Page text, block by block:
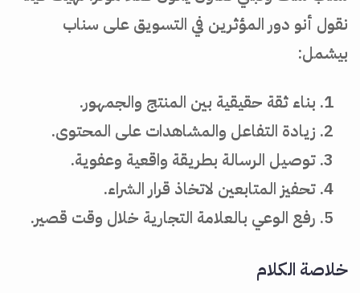
نقول أنو دور المؤثرين في التسويق على سناب
بيشمل:
بناء ثقة حقيقية بين المنتج والجمهور.
زيادة التفاعل والمشاهدات على المحتوى.
توصيل الرسالة بطريقة واقعية وعفوية.
تحفيز المتابعين لاتخاذ قرار الشراء.
رفع الوعي بالعلامة التجارية خلال وقت قصير.
خلاصة الكلام